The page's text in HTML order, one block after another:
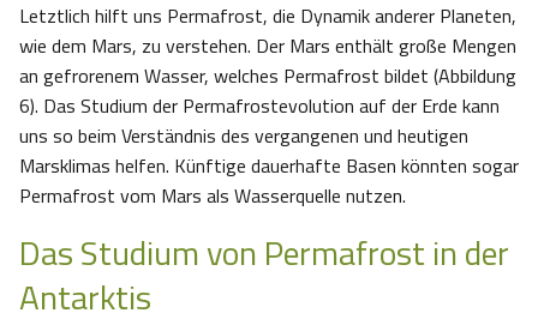
Letztlich hilft uns Permafrost, die Dynamik anderer Planeten,
wie dem Mars, zu verstehen. Der Mars enthält große Mengen
an gefrorenem Wasser, welches Permafrost bildet (Abbildung
6). Das Studium der Permafrostevolution auf der Erde kann
uns so beim Verständnis des vergangenen und heutigen
Marsklimas helfen. Künftige dauerhafte Basen könnten sogar
Permafrost vom Mars als Wasserquelle nutzen.
Das Studium von Permafrost in der
Antarktis